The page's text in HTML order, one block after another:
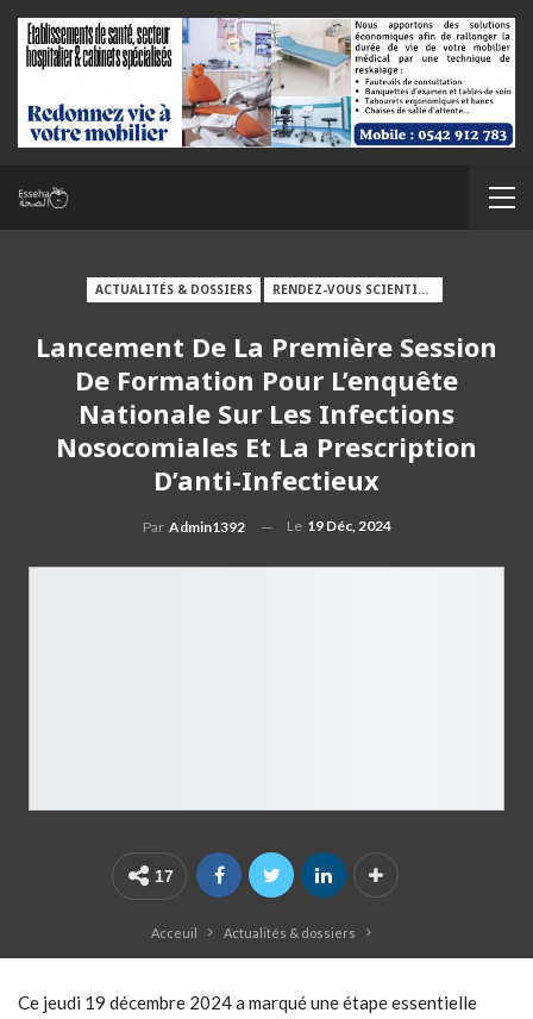
ACTUALITÉS & DOSSIERS RENDEZ-VOUS SCIENTIFIQUES
Lancement De La Première Session
De Formation Pour L’enquête
Nationale Sur Les Infections
Nosocomiales Et La Prescription
D’anti-Infectieux
Par Admin1392 Le 19 Déc, 2024
17
Acceuil Actualités & dossiers
Ce jeudi 19 décembre 2024 a marqué une étape essentielle